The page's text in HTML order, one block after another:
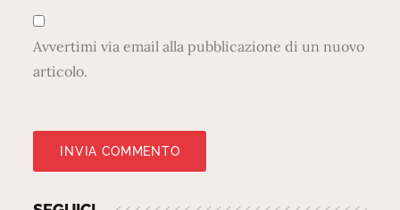
Avvertimi via email alla pubblicazione di un nuovo
articolo.